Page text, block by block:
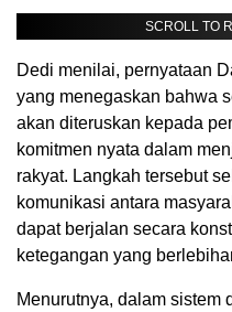
SCROLL TO
Dedi menilai, pernyataan
yang menegaskan bahwa
akan diteruskan kepada
komitmen nyata dalam
rakyat. Langkah tersebut
komunikasi antara
dapat berjalan secara
ketegangan yang
Menurutnya, dalam sistem